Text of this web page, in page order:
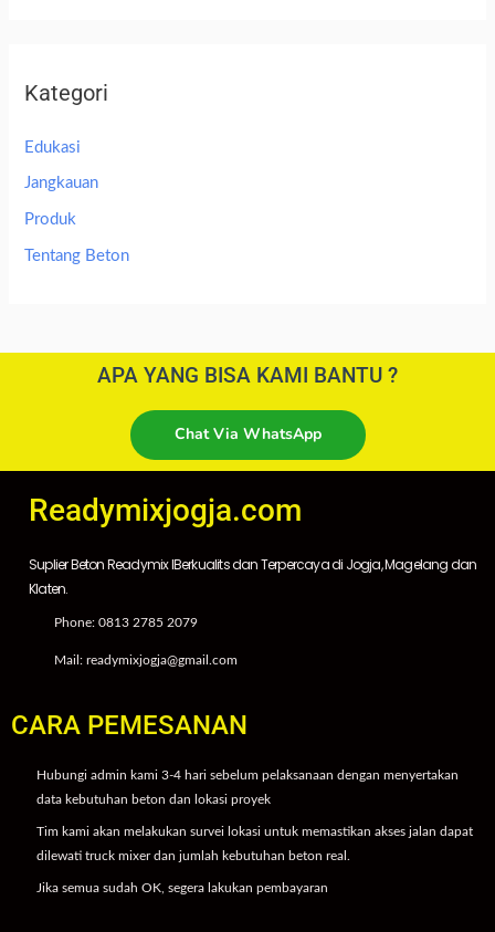
Kategori
Edukasi
Jangkauan
Produk
Tentang Beton
APA YANG BISA KAMI BANTU ?
Chat Via WhatsApp
Readymixjogja.com
Suplier Beton Readymix IBerkualits dan Terpercaya di Jogja, Magelang dan
Klaten.
Phone: 0813 2785 2079
Mail: readymixjogja@gmail.com
CARA PEMESANAN
Hubungi admin kami 3-4 hari sebelum pelaksanaan dengan menyertakan
data kebutuhan beton dan lokasi proyek
Tim kami akan melakukan survei lokasi untuk memastikan akses jalan dapat
dilewati truck mixer dan jumlah kebutuhan beton real.
Jika semua sudah OK, segera lakukan pembayaran